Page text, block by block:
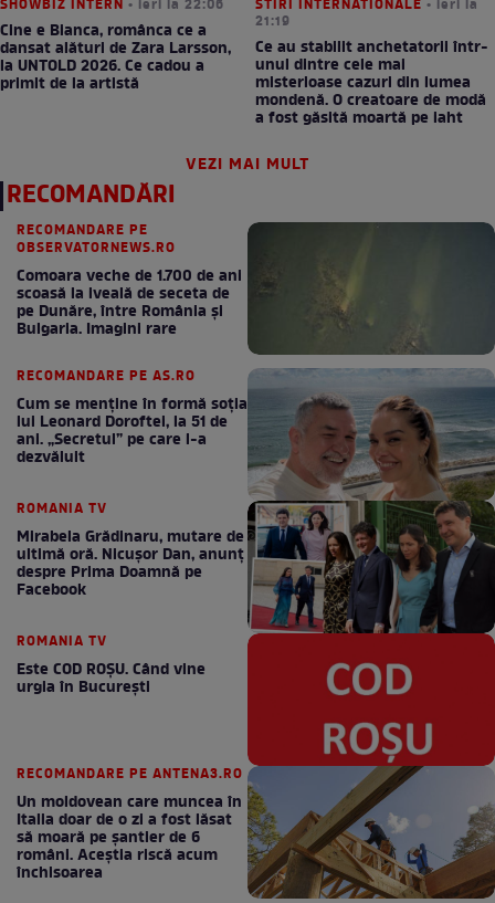
SHOWBIZ INTERN • ieri la 22:06
Cine e Bianca, românca ce a
dansat alături de Zara Larsson,
la UNTOLD 2026. Ce cadou a
primit de la artistă
STIRI INTERNATIONALE • ieri la
21:19
Ce au stabilit anchetatorii într-
unul dintre cele mai
misterioase cazuri din lumea
mondenă. O creatoare de modă
a fost găsită moartă pe iaht
VEZI MAI MULT
RECOMANDĂRI
RECOMANDARE PE
OBSERVATORNEWS.RO
Comoara veche de 1.700 de ani
scoasă la iveală de seceta de
pe Dunăre, între România şi
Bulgaria. Imagini rare
RECOMANDARE PE AS.RO
Cum se menţine în formă soţia
lui Leonard Doroftei, la 51 de
ani. „Secretul” pe care l-a
dezvăluit
ROMANIA TV
Mirabela Grădinaru, mutare de
ultimă oră. Nicuşor Dan, anunţ
despre Prima Doamnă pe
Facebook
ROMANIA TV
Este COD ROŞU. Când vine
urgia în Bucureşti
RECOMANDARE PE ANTENA3.RO
Un moldovean care muncea în
Italia doar de o zi a fost lăsat
să moară pe şantier de 6
români. Aceștia riscă acum
închisoarea